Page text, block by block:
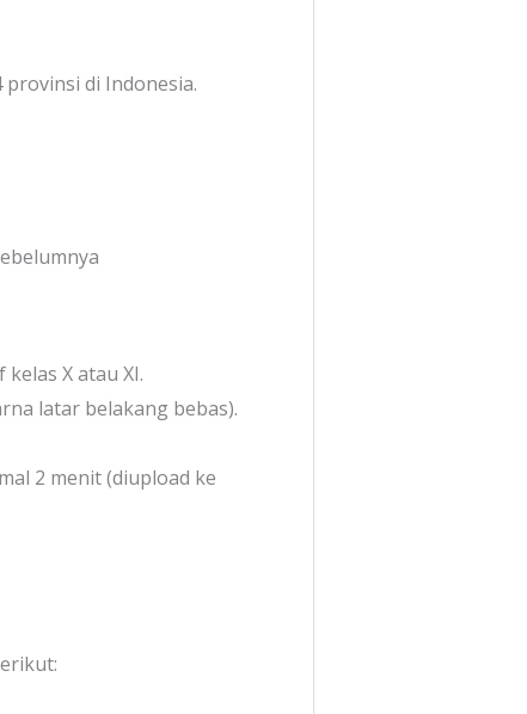
provinsi di Indonesia.
X atau XI.
latar belakang bebas).
2 menit (diupload ke